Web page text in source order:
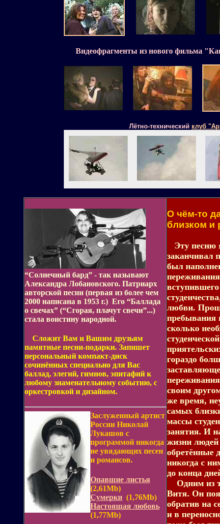
Видеофрагменты из нового фильма
Лётно-технический клуб
“Солнечный бард” - так называют
Александра Лобановского. Патриарх
авторской песни (первая из более чем
2000 написана в 1953 г.) Его “Баллада
о свечах” (“Сгорая, плачут свечи”...)
стала воистину народной.
Сложит Вам и Вашим друзьям
памятные песни-подарки. Запишет
персональный компакт-диск
сочинённых специально для Вас
баллад, элегий, гимнов, эпитафий к
любому знаменательному событию, с
оркестровкой и дизайном.
Заслуженный артист
России Николай
Лукашов с
программой никогда
не увядающих песен
и романсов.
Опавшие листья
(2,61Mb)
Сумерки(1,76Mb)
Настоящая любовь
(1,77Mb)
О чём-то
близком и
Эту песню
заканчивал
был
любви.
пребывания
сколько
гораздо
своим
же время,
самых
массы
занятия. И
жизни людей
обретённые
никогда с
до конца
Одним из
Витя. Он
обратив на
и в